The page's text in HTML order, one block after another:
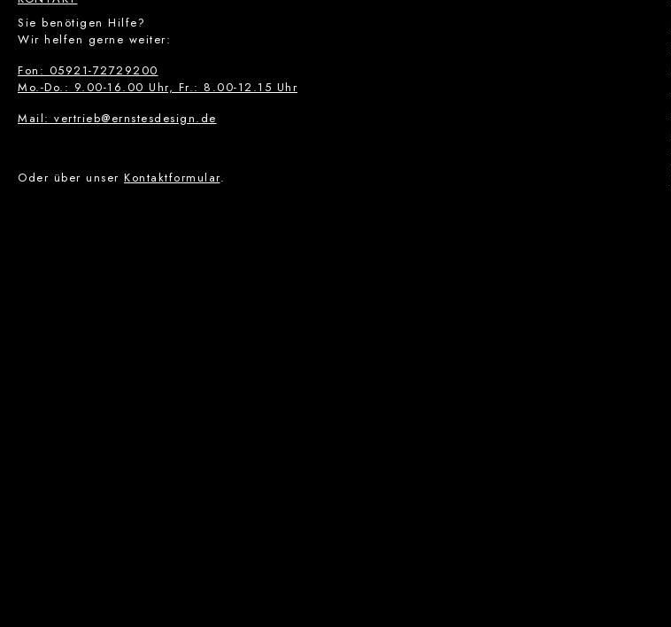
Sie benötigen Hilfe?
Wir helfen gerne weiter:
Fon: 05921-72729200
Mo.-Do.: 9.00-16.00 Uhr, Fr.: 8.00-12.15 Uhr
Mail: vertrieb@ernstesdesign.de
Oder über unser Kontaktformular.